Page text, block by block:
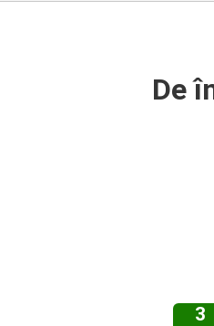
De
3